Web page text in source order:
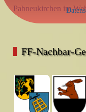
Pabneukirchen im
FF-Nachbar-